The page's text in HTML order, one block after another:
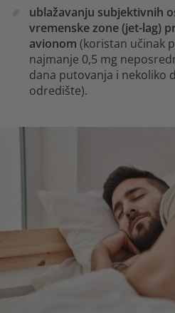
ublažavanju subjektivnih
vremenske zone (jet-lag)
avionom (koristan učinak
najmanje 0,5 mg
dana putovanja i nekoliko
odredište).